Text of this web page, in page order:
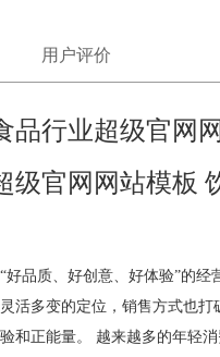
用户评价
品行业超级官网
级官网网站模板
品质、好创意、好体验”的
活多变的定位，销售方式也
和正能量。 越来越多的年轻